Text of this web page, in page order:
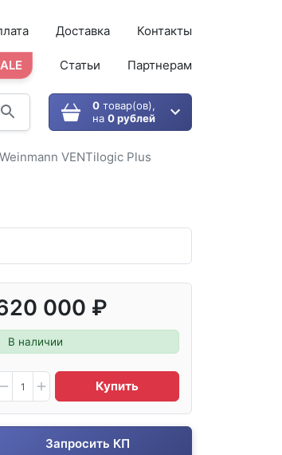
Доставка Контакты
Статьи Партнерам
0товар(ов),
на 0 рублей
VENTilogic Plus
000 ₽
В наличии
Купить
Запросить КП